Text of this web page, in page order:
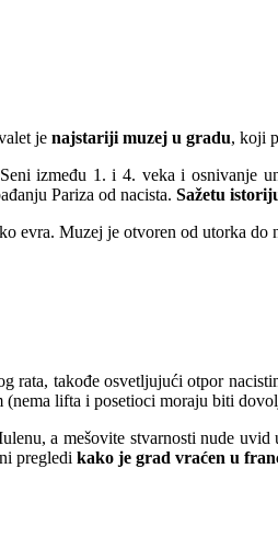
je najstariji muzej u gradu, koji
između 1. i 4. veka i osnivanje
Pariza od nacista. Sažetu
evra. Muzej je otvoren od utorka do
rata, takođe osvetljujući otpor
(nema lifta i posetioci moraju biti
a mešovite stvarnosti nude
pregledi kako je grad vraćen u